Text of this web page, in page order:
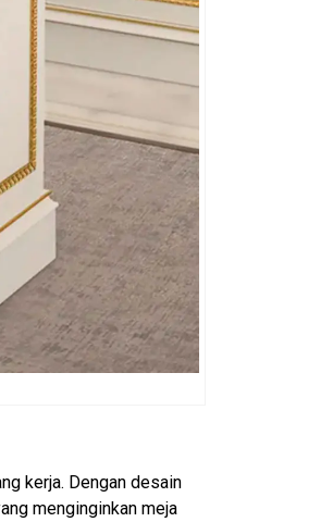
kerja. Dengan desain
menginginkan meja